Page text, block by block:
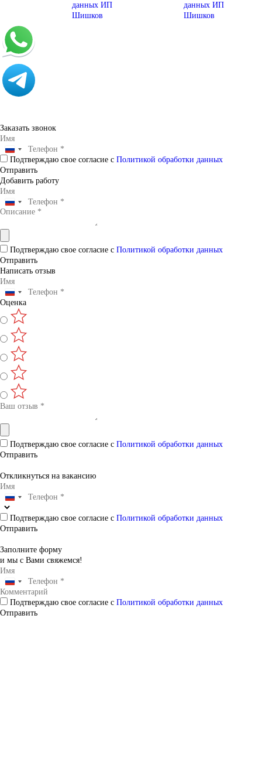
данных ИП
Шишков
данных ИП
Шишков
Заказать звонок
Подтверждаю свое согласие с Политикой обработки данных
Отправить
Добавить работу
Подтверждаю свое согласие с Политикой обработки данных
Отправить
Написать отзыв
Оценка
Подтверждаю свое согласие с Политикой обработки данных
Отправить
Откликнуться на вакансию
Подтверждаю свое согласие с Политикой обработки данных
Отправить
Заполните форму
и мы с Вами свяжемся!
Подтверждаю свое согласие с Политикой обработки данных
Отправить